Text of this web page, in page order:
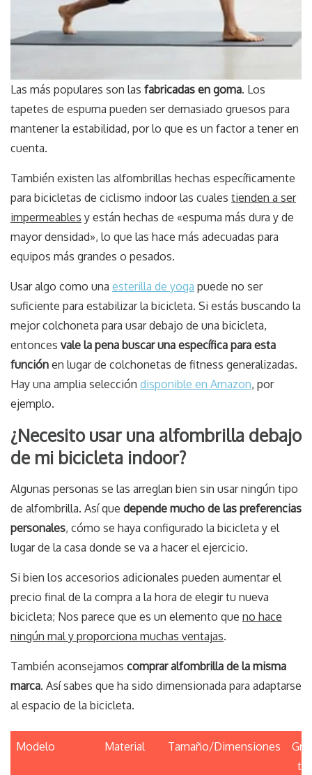
Las más populares son las fabricadas en goma. Los
tapetes de espuma pueden ser demasiado gruesos para
mantener la estabilidad, por lo que es un factor a tener en
cuenta.
También existen las alfombrillas hechas específicamente
para bicicletas de ciclismo indoor las cuales tienden a ser
impermeables y están hechas de «espuma más dura y de
mayor densidad», lo que las hace más adecuadas para
equipos más grandes o pesados.
Usar algo como una esterilla de yoga puede no ser
suficiente para estabilizar la bicicleta. Si estás buscando la
mejor colchoneta para usar debajo de una bicicleta,
entonces vale la pena buscar una específica para esta
función en lugar de colchonetas de fitness generalizadas.
Hay una amplia selección disponible en Amazon, por
ejemplo.
¿Necesito usar una alfombrilla debajo
de mi bicicleta indoor?
Algunas personas se las arreglan bien sin usar ningún tipo
de alfombrilla. Así que depende mucho de las preferencias
personales, cómo se haya configurado la bicicleta y el
lugar de la casa donde se va a hacer el ejercicio.
Si bien los accesorios adicionales pueden aumentar el
precio final de la compra a la hora de elegir tu nueva
bicicleta; Nos parece que es un elemento que no hace
ningún mal y proporciona muchas ventajas.
También aconsejamos comprar alfombrilla de la misma
marca. Así sabes que ha sido dimensionada para adaptarse
al espacio de la bicicleta.
Modelo Material Tamaño/Dimensiones